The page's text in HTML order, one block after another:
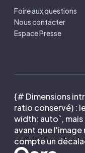
Foire aux questions
Nous contacter
Espace Presse
{# Dimensions
ratio conservé) :
width: auto`,
avant que l'image
compte un